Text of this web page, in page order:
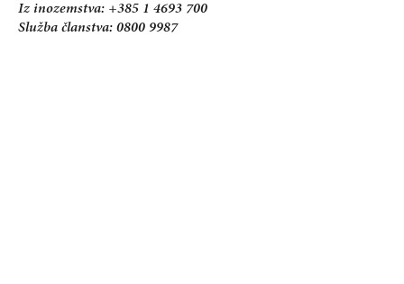
Iz inozemstva: +385 1 4693 700
Služba članstva: 0800 9987